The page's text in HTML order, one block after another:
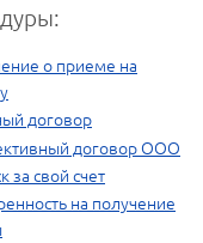
о приеме на
договор
договор ООО
за свой счет
на получение